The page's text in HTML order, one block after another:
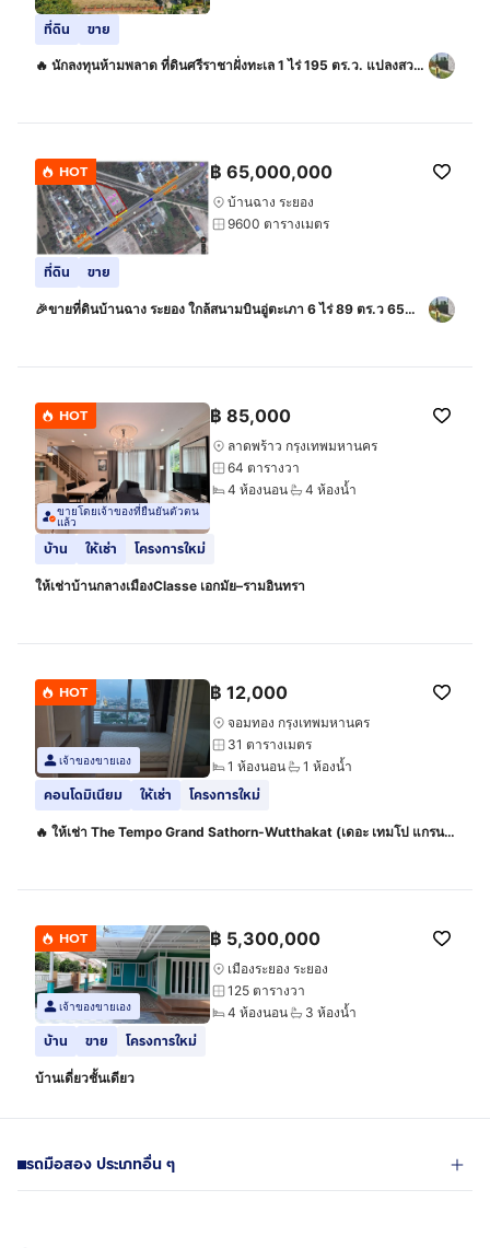
ที่ดิน ขาย
🔥 นักลงทุนห้ามพลาด ที่ดินศรีราชาฝั่งทะเล 1 ไร่ 195 ตร.ว. แปลงสวย
HOT ฿ 65,000,000
บ้านฉาง ระยอง
9600 ตารางเมตร
ที่ดิน ขาย
🎉ขายที่ดินบ้านฉาง ระยอง ใกล้สนามบินอู่ตะเภา 6 ไร่ 89 ตร.ว 65
HOT
ขายโดยเจ้าของที่ยืนยันตัวตน
แล้ว
฿ 85,000
ลาดพร้าว กรุงเทพมหานคร
64 ตารางวา
4 ห้องนอน
4 ห้องน้ำ
บ้าน ให้เช่า โครงการใหม่
ให้เช่าบ้านกลางเมืองClasse เอกมัย–รามอินทรา
HOT
เจ้าของขายเอง
฿ 12,000
จอมทอง กรุงเทพมหานคร
31 ตารางเมตร
1 ห้องนอน
1 ห้องน้ำ
คอนโดมิเนียม ให้เช่า โครงการใหม่
🔥 ให้เช่า The Tempo Grand Sathorn-Wutthakat (เดอะ เทมโป แกรนด์
HOT
เจ้าของขายเอง
฿ 5,300,000
เมืองระยอง ระยอง
125 ตารางวา
4 ห้องนอน
3 ห้องน้ำ
บ้าน ขาย โครงการใหม่
บ้านเดี่ยวชั้นเดียว
รถมือสอง ประเภทอื่น ๆ